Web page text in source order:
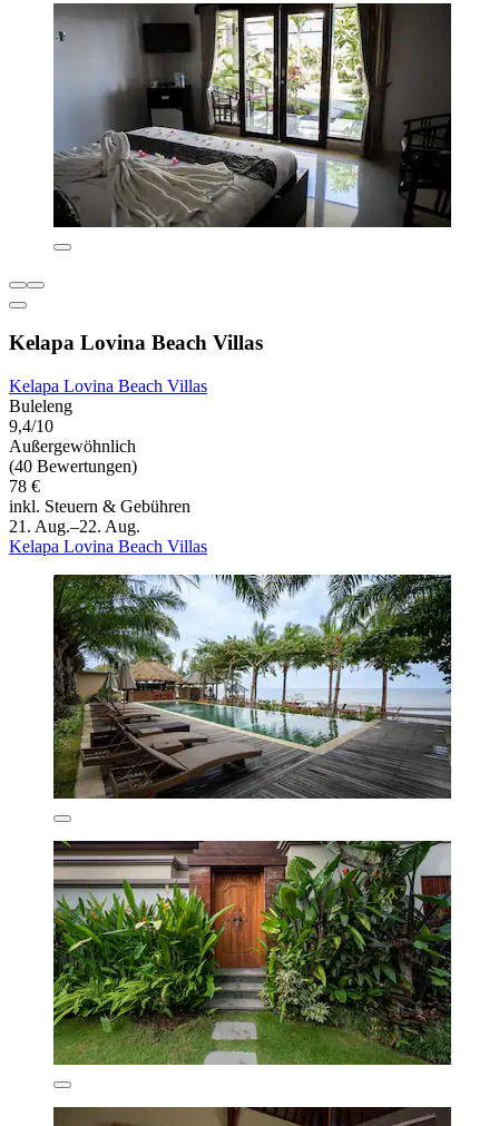
Kelapa Lovina Beach Villas
Kelapa Lovina Beach Villas
Buleleng
9,4/10
Außergewöhnlich
(40 Bewertungen)
78 €
inkl. Steuern & Gebühren
21. Aug.–22. Aug.
Kelapa Lovina Beach Villas